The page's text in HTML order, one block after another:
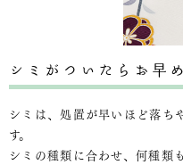
シミがついたらお早
シミは、処置が早いほど落ち
す。
シミの種類に合わせ、何種類